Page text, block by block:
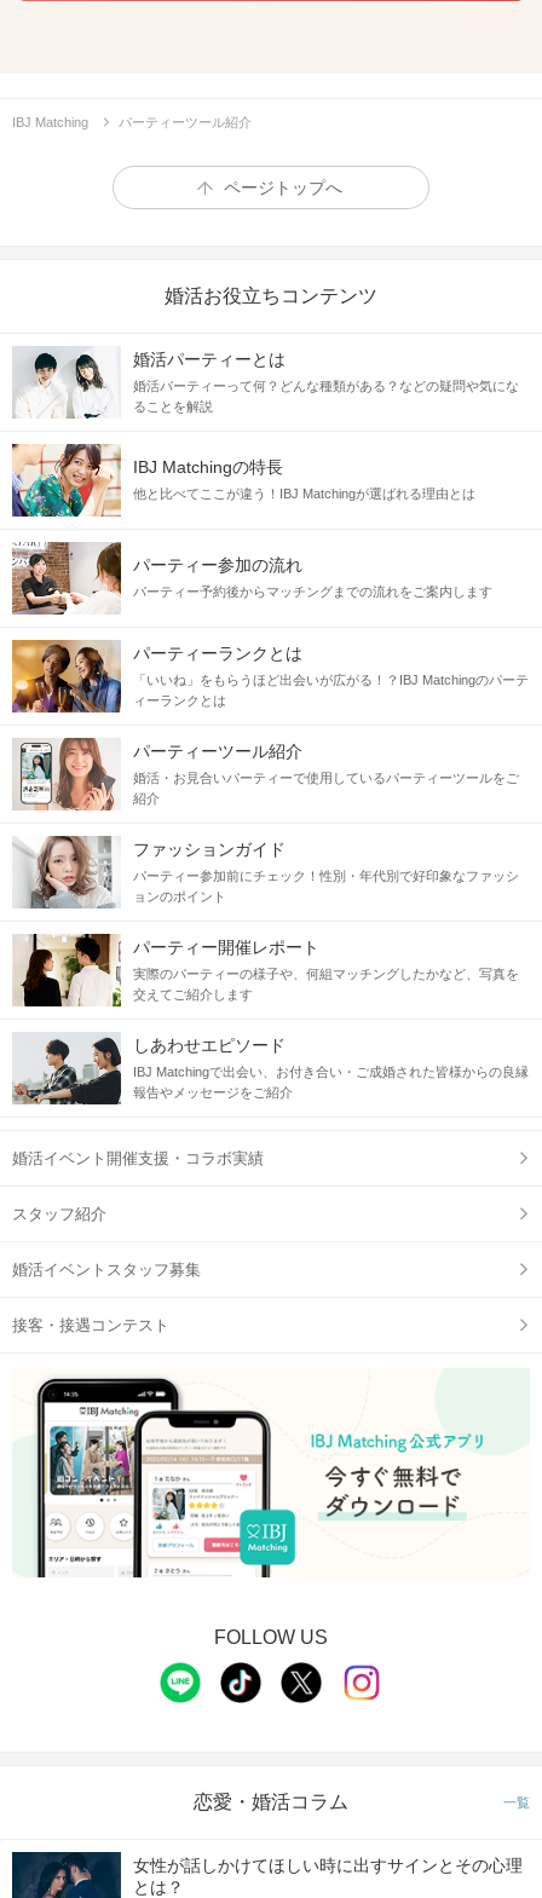
IBJ Matching パーティーツール紹介
ページトップへ
婚活お役立ちコンテンツ
婚活パーティーとは
婚活パーティーって何？どんな種類がある？などの疑問や気にな
ることを解説
IBJ Matchingの特長
他と比べてここが違う！IBJ Matchingが選ばれる理由とは
パーティー参加の流れ
パーティー予約後からマッチングまでの流れをご案内します
パーティーランクとは
「いいね」をもらうほど出会いが広がる！？IBJ Matchingのパーテ
ィーランクとは
パーティーツール紹介
婚活・お見合いパーティーで使用しているパーティーツールをご
紹介
ファッションガイド
パーティー参加前にチェック！性別・年代別で好印象なファッシ
ョンのポイント
パーティー開催レポート
実際のパーティーの様子や、何組マッチングしたかなど、写真を
交えてご紹介します
しあわせエピソード
IBJ Matchingで出会い、お付き合い・ご成婚された皆様からの良縁
報告やメッセージをご紹介
婚活イベント開催支援・コラボ実績
スタッフ紹介
婚活イベントスタッフ募集
接客・接遇コンテスト
FOLLOW US
恋愛・婚活コラム 一覧
女性が話しかけてほしい時に出すサインとその心理
とは？